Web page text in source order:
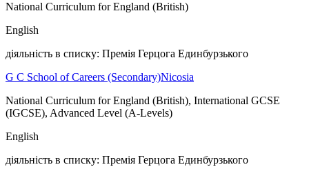
National Curriculum for England (British)
English
діяльність в списку: Премія Герцога Единбурзького
G C School of Careers (Secondary)Nicosia
National Curriculum for England (British), International GCSE
(IGCSE), Advanced Level (A-Levels)
English
діяльність в списку: Премія Герцога Единбурзького